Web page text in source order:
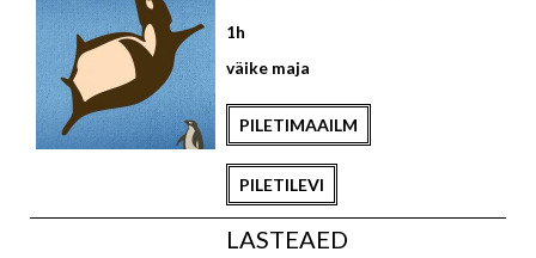
1h
väike maja
PILETIMAAILM
PILETILEVI
LASTEAED